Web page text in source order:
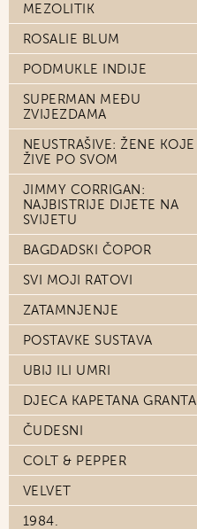
MEZOLITIK
ROSALIE BLUM
PODMUKLE INDIJE
SUPERMAN MEĐU
ZVIJEZDAMA
NEUSTRAŠIVE: ŽENE KOJE
ŽIVE PO SVOM
JIMMY CORRIGAN:
NAJBISTRIJE DIJETE NA
SVIJETU
BAGDADSKI ČOPOR
SVI MOJI RATOVI
ZATAMNJENJE
POSTAVKE SUSTAVA
UBIJ ILI UMRI
DJECA KAPETANA GRANTA
ČUDESNI
COLT & PEPPER
VELVET
1984.